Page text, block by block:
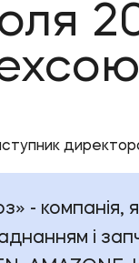
- компанія,
і